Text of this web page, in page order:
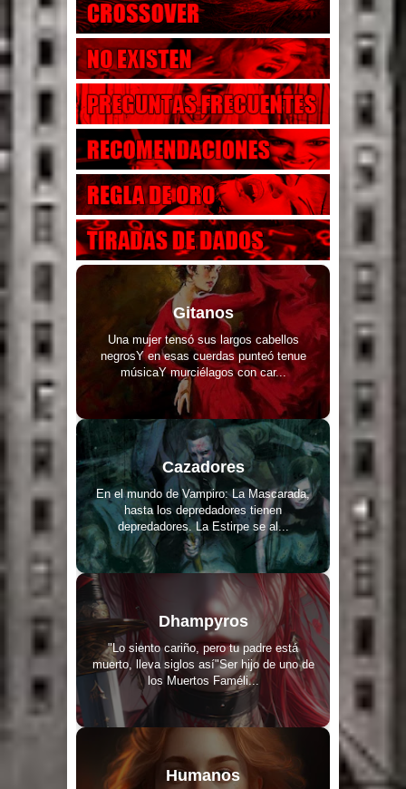
Gitanos
Una mujer tensó sus largos cabellos
negrosY en esas cuerdas punteó tenue
músicaY murciélagos con car...
Cazadores
En el mundo de Vampiro: La Mascarada,
hasta los depredadores tienen
depredadores. La Estirpe se al...
Dhampyros
"Lo siento cariño, pero tu padre está
muerto, lleva siglos así"Ser hijo de uno de
los Muertos Faméli...
Humanos